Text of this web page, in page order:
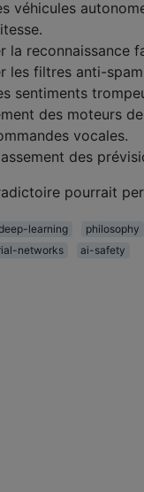
véhicules
la reconnaissance
les filtres anti-
sentiments
des moteurs
vocales.
des
pourrait
learning
philosophy
networks
ai-safety